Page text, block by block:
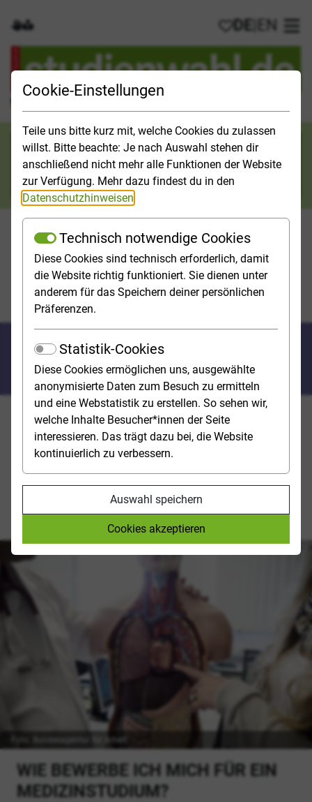
Cookie-Einstellungen
Teile uns bitte kurz mit, welche Cookies du zulassen
willst. Bitte beachte: Je nach Auswahl stehen dir
anschließend nicht mehr alle Funktionen der Website
zur Verfügung. Mehr dazu findest du in den
Datenschutzhinweisen
Technisch notwendige Cookies
Diese Cookies sind technisch erforderlich, damit
die Website richtig funktioniert. Sie dienen unter
anderem für das Speichern deiner persönlichen
Präferenzen.
Statistik-Cookies
Diese Cookies ermöglichen uns, ausgewählte
anonymisierte Daten zum Besuch zu ermitteln
und eine Webstatistik zu erstellen. So sehen wir,
welche Inhalte Besucher*innen der Seite
interessieren. Das trägt dazu bei, die Website
kontinuierlich zu verbessern.
Auswahl speichern
Cookies akzeptieren
Gebärdensprache
Leichte Sprache
Meine
DE EN
Suchkategorie
Orientieren Studieninfos Studienfelder
StartseiteTop-Themen
Step by step durchs
Bewerbungsverfahren
Die Stiftung für Hochschulzulassung ist zuständig für
die Durchführung des Zentralen Vergabeverfahrens
(ZV) von bundesweit zulassungsbeschränkten
Studienplätzen und betreibt die Serviceplattform
hochschulstart.de. Wie man bei der Bewerbung am
besten vorgeht und seine Chancen verbessern kann,
WIE BEWERBE ICH MICH FÜR EIN
MEDIZINSTUDIUM?